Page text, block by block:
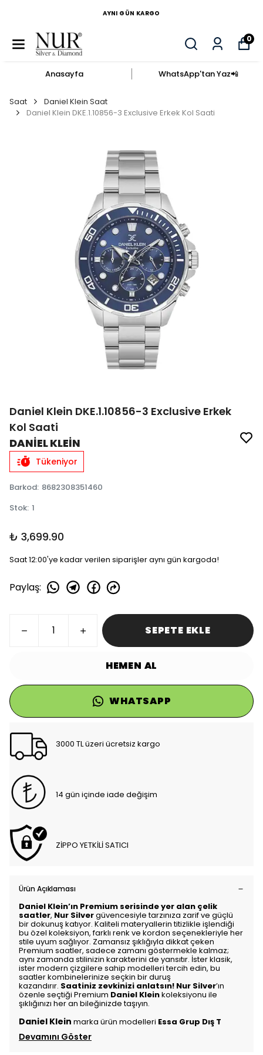
AYNI GÜN KARGO
0
Anasayfa WhatsApp'tan Yaz​📲​
Saat
Daniel Klein Saat
Daniel Klein DKE.1.10856-3 Exclusive Erkek Kol Saati
Daniel Klein DKE.1.10856-3 Exclusive Erkek
Kol Saati
DANİEL KLEİN
Tükeniyor
Barkod: 8682308351460
Stok: 1
₺ 3,699.90
Saat 12:00'ye kadar verilen siparişler aynı gün kargoda!
Paylaş:
SEPETE EKLE
HEMEN AL
WHATSAPP
3000 TL üzeri ücretsiz kargo
14 gün içinde iade değişim
ZİPPO YETKİLİ SATICI
Ürün Açıklaması
Daniel Klein’ın Premium serisinde yer alan çelik
saatler, Nur Silvergüvencesiyle tarzınıza zarif ve güçlü
bir dokunuş katıyor. Kaliteli materyallerin titizlikle işlendiği
bu özel koleksiyon, farklı renk ve kordon seçenekleriyle her
stile uyum sağlıyor. Zamansız şıklığıyla dikkat çeken
Premium saatler, sadece zamanı göstermekle kalmaz;
aynı zamanda stilinizin karakterini de yansıtır. İster klasik,
ister modern çizgilere sahip modelleri tercih edin, bu
saatler kombinelerinize seçkin bir duruş
kazandırır. Saatiniz zevkinizi anlatsın! Nur Silver’ın
özenle seçtiği Premium Daniel Kleinkoleksiyonu ile
şıklığınızı her an bileğinizde taşıyın.
Daniel Klein marka ürün modelleri Essa Grup Dış T
Devamını Göster